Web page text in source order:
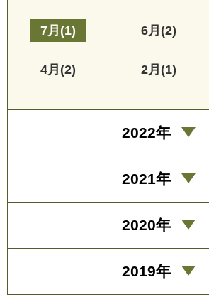
7月(1) 6月(2)
4月(2) 2月(1)
2022年
2021年
2020年
2019年